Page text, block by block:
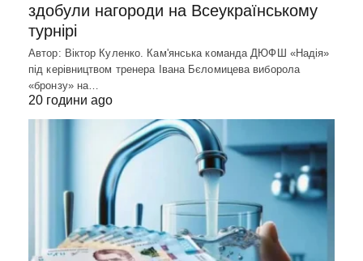
здобули нагороди на Всеукраїнському
турнірі
Автор: Віктор Куленко. Кам'янська команда ДЮФШ «Надія»
під керівництвом тренера Івана Бєломицева виборола
«бронзу» на…
20 години ago